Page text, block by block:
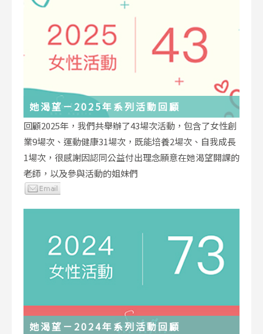
她渴望－2025年系列活動回顧
回顧2025年，我們共舉辦了43場次活動，包含了女性創
業9場次、運動健康31場次，既能培養2場次、自我成長
1場次，很感謝因認同公益付出理念願意在她渴望開課的
老師，以及參與活動的姐妹們
她渴望－2024年系列活動回顧